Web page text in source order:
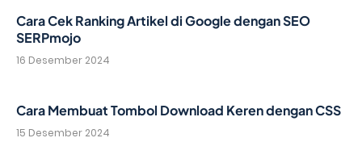
Cara Cek Ranking Artikel di Google dengan SEO
SERPmojo
16 Desember 2024
Cara Membuat Tombol Download Keren dengan CSS
15 Desember 2024